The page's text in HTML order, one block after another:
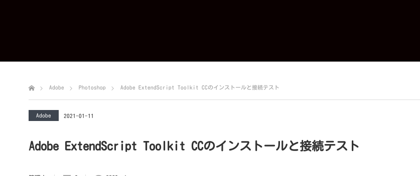
Adobe Photoshop Adobe ExtendScript Toolkit CCのインストールと接続テスト
Adobe 2021-01-11
Adobe ExtendScript Toolkit CCのインストールと接続テスト